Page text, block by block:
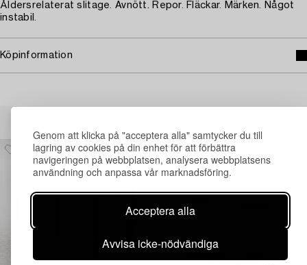
Genom att klicka på "acceptera alla" samtycker du till
lagring av cookies på din enhet för att förbättra
navigeringen på webbplatsen, analysera webbplatsens
användning och anpassa vår marknadsföring.
Acceptera alla
Avvisa icke-nödvändiga
Åldersrelaterat slitage. Avnött. Repor. Fläckar. Märken. Något
instabil.
Köpinformation